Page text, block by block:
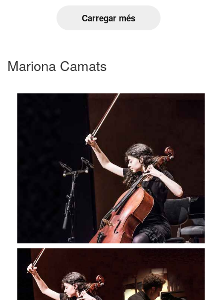
Carregar més
Mariona Camats